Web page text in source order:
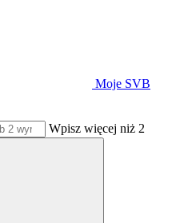
Moje SVB
Wpisz więcej niż 2